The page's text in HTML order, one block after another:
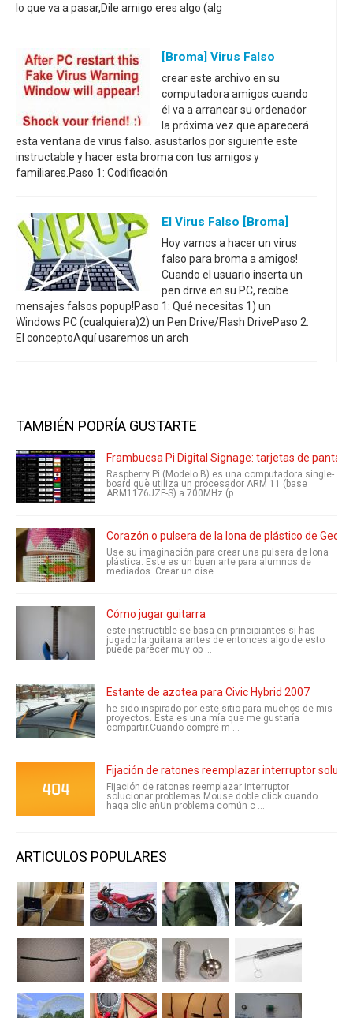
lo que va a pasar,Dile amigo eres algo (alg
[Broma] Virus Falso
crear este archivo en su
computadora amigos cuando
él va a arrancar su ordenador
la próxima vez que aparecerá
esta ventana de virus falso. asustarlos por siguiente este
instructable y hacer esta broma con tus amigos y
familiares.Paso 1: Codificación
El Virus Falso [broma]
Hoy vamos a hacer un virus
falso para broma a amigos!
Cuando el usuario inserta un
pen drive en su PC, recibe
mensajes falsos popup!Paso 1: Qué necesitas 1) un
Windows PC (cualquiera)2) un Pen Drive/Flash DrivePaso 2:
El conceptoAquí usaremos un arch
TAMBIÉN PODRÍA GUSTARTE
Frambuesa Pi Digital Signage: tarjetas de
Raspberry Pi (Modelo B) es una computadora single-
board que utiliza un procesador ARM 11 (base
ARM1176JZF-S) a 700MHz (p ...
Corazón o pulsera de la lona de plástico de Gecko
Use su imaginación para crear una pulsera de lona
plástica. Este es un buen arte para alumnos de
mediados. Crear un dise ...
Cómo jugar guitarra
este instructible se basa en principiantes si has
jugado la guitarra antes de entonces algo de esto
puede parecer muy ob ...
Estante de azotea para Civic Hybrid 2007
he sido inspirado por este sitio para muchos de mis
proyectos. Esta es una mía que me gustaría
compartir.Cuando compré m ...
Fijación de ratones reemplazar interruptor
Fijación de ratones reemplazar interruptor
solucionar problemas Mouse doble click cuando
haga clic enUn problema común c ...
ARTICULOS POPULARES